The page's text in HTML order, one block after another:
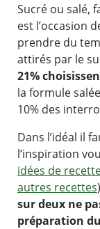
Sucré ou salé,
est l’occasion
prendre du
attirés par le
21%
la formule
10% des
Dans l’idéal il
l’inspiration
idées de
autres recettes
sur deux ne
préparation